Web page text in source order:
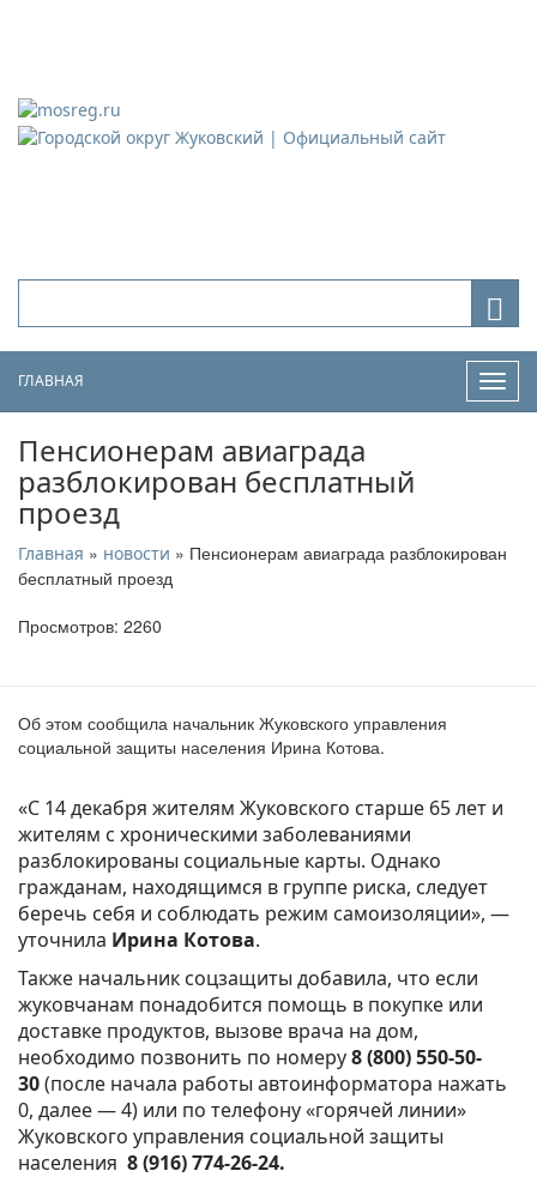
ГЛАВНАЯ
Пенсионерам авиаграда
разблокирован бесплатный
проезд
Главная » новости » Пенсионерам авиаграда разблокирован
бесплатный проезд
Просмотров: 2260
Об этом сообщила начальник Жуковского управления
социальной защиты населения Ирина Котова.
«С 14 декабря жителям Жуковского старше 65 лет и
жителям с хроническими заболеваниями
разблокированы социальные карты. Однако
гражданам, находящимся в группе риска, следует
беречь себя и соблюдать режим самоизоляции», —
уточнила Ирина Котова.
Также начальник соцзащиты добавила, что если
жуковчанам понадобится помощь в покупке или
доставке продуктов, вызове врача на дом,
необходимо позвонить по номеру8 (800) 550-50-
30(после начала работы автоинформатора нажать
0, далее — 4) или по телефону «горячей линии»
Жуковского управления социальной защиты
населения 8 (916) 774-26-24.